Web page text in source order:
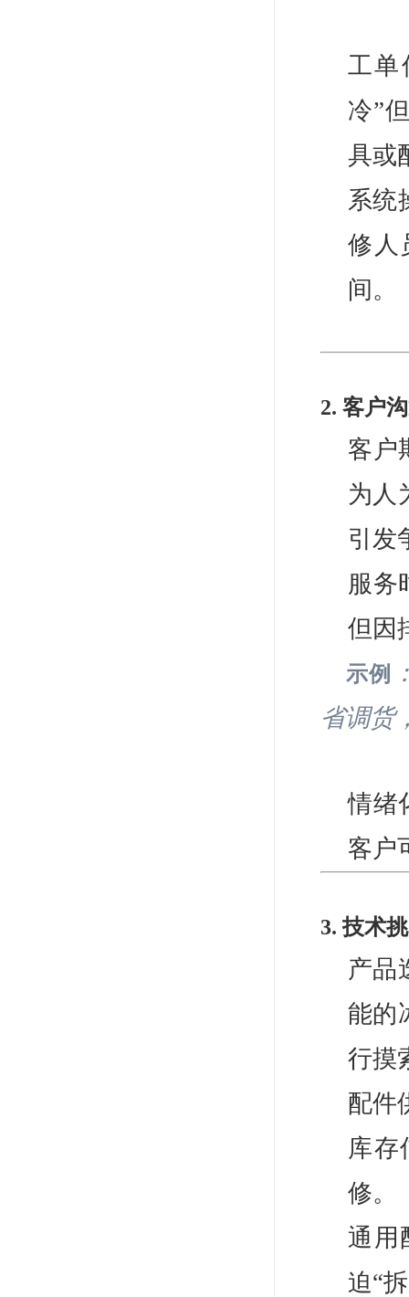
工单
冷”
具或
系统
修人
间。
2. 客户
客户
为人
引发
服务
但因
示例
省调货
情绪
客户
3. 技术
产品
能的
行摸
配件
库存
修。
通用
迫“